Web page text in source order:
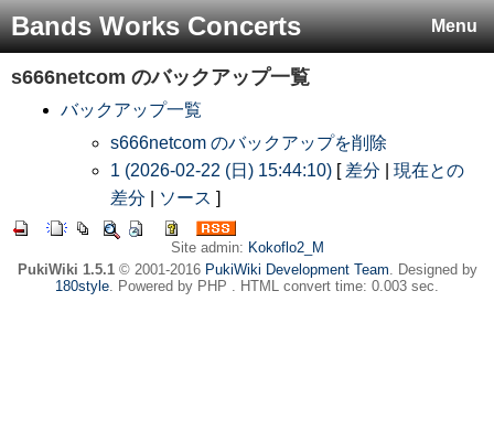
Menu
Bands Works Concerts
s666netcom のバックアップ一覧
バックアップ一覧
s666netcom のバックアップを削除
1 (2026-02-22 (日) 15:44:10) [ 差分
現在との
差分
ソース ]
Site admin: Kokoflo2_M
PukiWiki 1.5.1© 2001-2016 PukiWiki Development Team. Designed by
180style. Powered by PHP . HTML convert time: 0.003 sec.